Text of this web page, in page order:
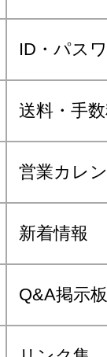
ID・パス
送料・手
営業カレ
新着情報
Q&A掲示板